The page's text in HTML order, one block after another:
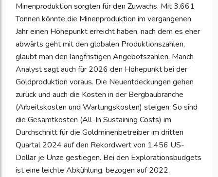
Minenproduktion sorgten für den Zuwachs. Mit 3.661
Tonnen könnte die Minenproduktion im vergangenen
Jahr einen Höhepunkt erreicht haben, nach dem es eher
abwärts geht mit den globalen Produktionszahlen,
glaubt man den langfristigen Angebotszahlen. Manch
Analyst sagt auch für 2026 den Höhepunkt bei der
Goldproduktion voraus. Die Neuentdeckungen gehen
zurück und auch die Kosten in der Bergbaubranche
(Arbeitskosten und Wartungskosten) steigen. So sind
die Gesamtkosten (All-In Sustaining Costs) im
Durchschnitt für die Goldminenbetreiber im dritten
Quartal 2024 auf den Rekordwert von 1.456 US-
Dollar je Unze gestiegen. Bei den Explorationsbudgets
ist eine leichte Abkühlung, bezogen auf 2022,